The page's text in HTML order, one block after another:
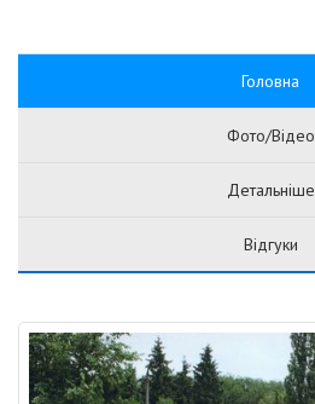
Головна
Фото/Відео
Детальніше
Відгуки